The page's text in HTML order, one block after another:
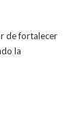
de fortalecer
la